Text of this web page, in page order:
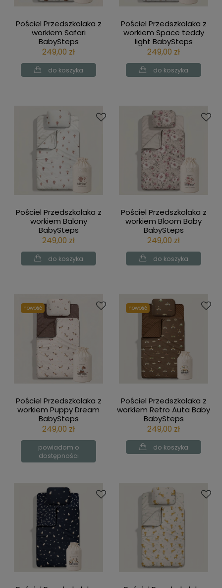
Pościel Przedszkolaka z
workiem Safari
BabySteps
249,00 zł
do koszyka
Pościel Przedszkolaka z
workiem Space teddy
light BabySteps
249,00 zł
do koszyka
Pościel Przedszkolaka z
workiem Balony
BabySteps
249,00 zł
do koszyka
Pościel Przedszkolaka z
workiem Bloom Baby
BabySteps
249,00 zł
do koszyka
Pościel Przedszkolaka z
workiem Puppy Dream
BabySteps
249,00 zł
powiadom o
dostępności
nowość
Pościel Przedszkolaka z
workiem Retro Auta Baby
BabySteps
249,00 zł
do koszyka
nowość